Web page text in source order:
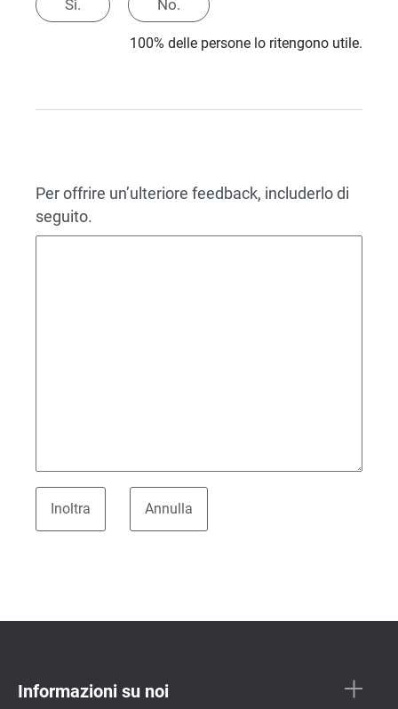
Sì. No.
100% delle persone lo ritengono utile.
Per offrire un’ulteriore feedback, includerlo di
seguito.
Informazioni su noi